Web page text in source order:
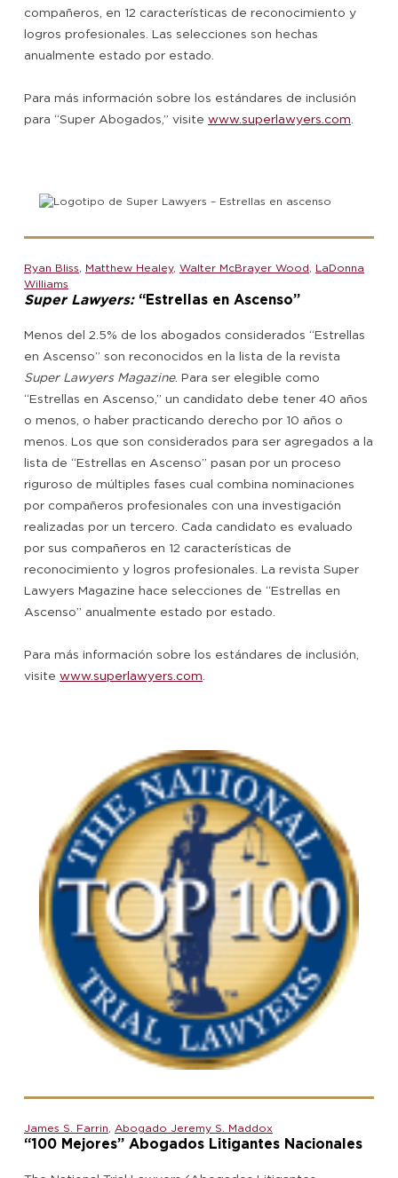
compañeros, en 12 características de reconocimiento y
logros profesionales. Las selecciones son hechas
anualmente estado por estado.
Para más información sobre los estándares de inclusión
para “Super Abogados,” visite www.superlawyers.com
Ryan Bliss, Matthew Healey, Walter McBrayer Wood, LaDonna
Williams
Super Lawyers:“Estrellas en Ascenso”
Menos del 2.5% de los abogados considerados “Estrellas
en Ascenso” son reconocidos en la lista de la revista
Super Lawyers Magazine. Para ser elegible como
“Estrellas en Ascenso,” un candidato debe tener 40 años
o menos, o haber practicando derecho por 10 años o
menos. Los que son considerados para ser agregados a la
lista de “Estrellas en Ascenso” pasan por un proceso
riguroso de múltiples fases cual combina nominaciones
por compañeros profesionales con una investigación
realizadas por un tercero. Cada candidato es evaluado
por sus compañeros en 12 características de
reconocimiento y logros profesionales. La revista Super
Lawyers Magazine hace selecciones de “Estrellas en
Ascenso” anualmente estado por estado.
Para más información sobre los estándares de inclusión,
visite www.superlawyers.com
James S. Farrin, Abogado Jeremy S. Maddox
“100 Mejores” Abogados Litigantes Nacionales